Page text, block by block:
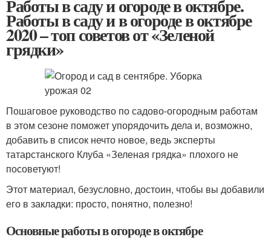
Работы в саду и огороде в октябре.
Работы в саду и в огороде в октябре
2020 – топ советов от «Зеленой
грядки»
Пошаговое руководство по садово-огородным работам
в этом сезоне поможет упорядочить дела и, возможно,
добавить в список нечто новое, ведь эксперты
татарстанского Клуба «Зеленая грядка» плохого не
посоветуют!
Этот материал, безусловно, достоин, чтобы вы добавили
его в закладки: просто, понятно, полезно!
Основные работы в огороде в октябре